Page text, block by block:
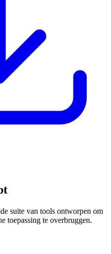
suite van tools ontworpen om
toepassing te overbruggen.